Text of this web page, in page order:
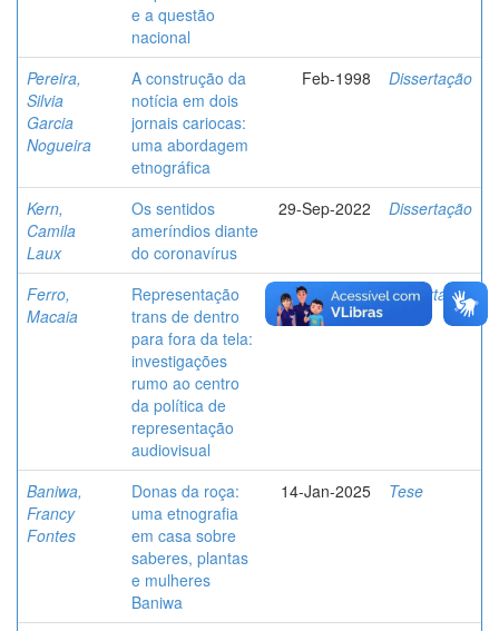
e a questão
nacional
Pereira,
Silvia
Garcia
Nogueira
A construção da
notícia em dois
jornais cariocas:
uma abordagem
etnográfica
Feb-1998 Dissertação
Kern,
Camila
Laux
Os sentidos
ameríndios diante
do coronavírus
29-Sep-2022 Dissertação
Ferro,
Macaia
Representação
trans de dentro
para fora da tela:
investigações
rumo ao centro
da política de
representação
audiovisual
20-Feb-2024 Dissertação
Baniwa,
Francy
Fontes
Donas da roça:
uma etnografia
em casa sobre
saberes, plantas
e mulheres
Baniwa
14-Jan-2025 Tese